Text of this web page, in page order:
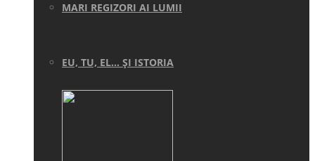
MARI REGIZORI AI LUMII
EU, TU, EL… ŞI ISTORIA